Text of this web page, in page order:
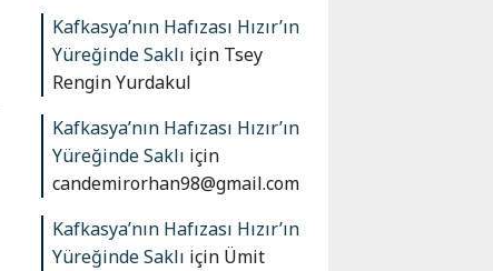
Kafkasya’nın Hafızası Hızır’ın
Yüreğinde Saklı için Tsey
Rengin Yurdakul
Kafkasya’nın Hafızası Hızır’ın
Yüreğinde Saklı için
candemirorhan98@gmail.com
Kafkasya’nın Hafızası Hızır’ın
Yüreğinde Saklı için Ümit